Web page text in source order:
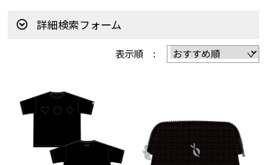
a1857（BinTRoLL）
2024 Birthday Goods
2026 summer collections
2025 summer collections
2024 summer collections
詳細検索フォーム
表示順 :